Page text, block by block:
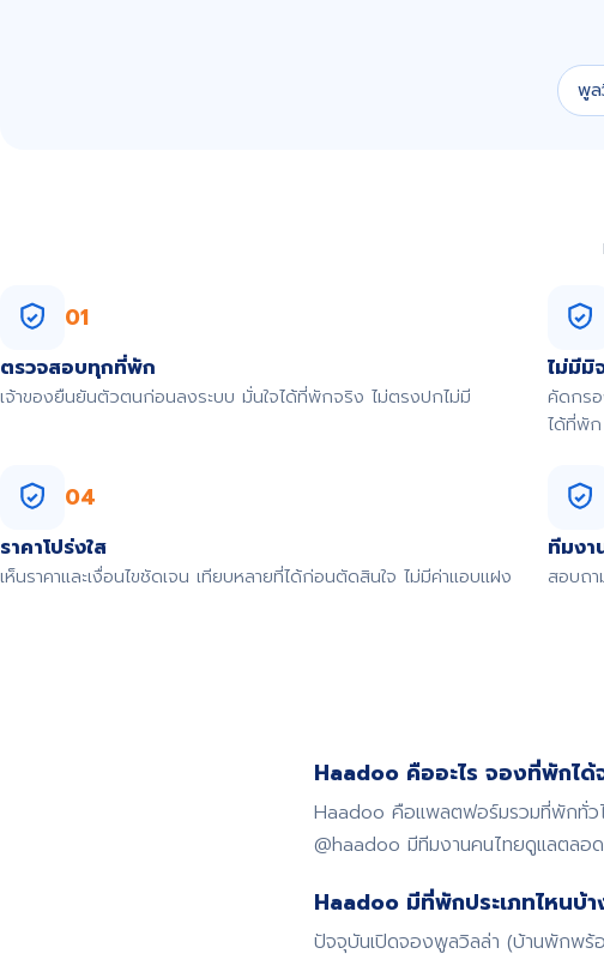
พูล
01
ตรวจสอบทุกที่พัก
เจ้าของยืนยันตัวตนก่อนลงระบบ มั่นใจได้ที่พักจริง ไม่ตรงปกไม่มี
ไม่มีมิ
คัดกรอ
ได้ที่พัก
04
ราคาโปร่งใส
เห็นราคาและเงื่อนไขชัดเจน เทียบหลายที่ได้ก่อนตัดสินใจ ไม่มีค่าแอบแฝง
ทีมง
สอบถา
Haadoo คืออะไร จองที่พักได้
Haadoo คือแพลตฟอร์มรวมที่พักทั่ว
@haadoo มีทีมงานคนไทยดูแลตลอ
Haadoo มีที่พักประเภทไหนบ้า
ปัจจุบันเปิดจองพูลวิลล่า (บ้านพักพร้อ